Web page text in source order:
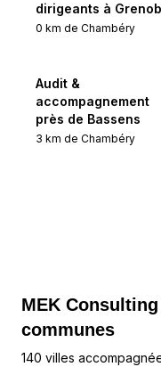
dirigeants à
0 km de Chambéry
Audit &
accompagnement
près de Bassens
3 km de Chambéry
MEK Consulting
communes
140 villes